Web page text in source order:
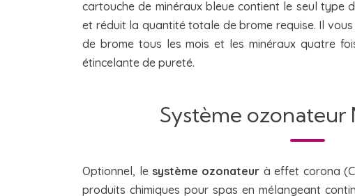
cartouche de minéraux bleue contient le seul type
et réduit la quantité totale de brome requise. Il
de brome tous les mois et les minéraux quatre
étincelante de pureté.
Système ozonateur
Optionnel, lesystème ozonateur à effet corona
produits chimiques pour spas en mélangeant